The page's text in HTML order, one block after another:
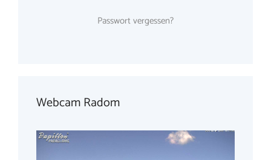
Passwort vergessen?
Webcam Radom